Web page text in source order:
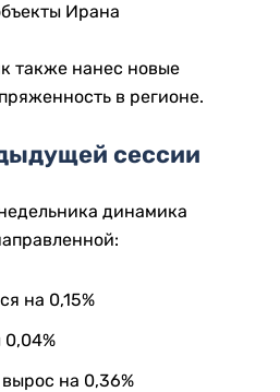
Ирана
также нанес новые
в регионе.
сессии
динамика
на 0,15%
0,04%
на 0,36%